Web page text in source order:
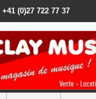
+41 (0)27 722 77 37